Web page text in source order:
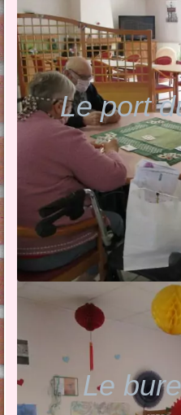
Le port
Le